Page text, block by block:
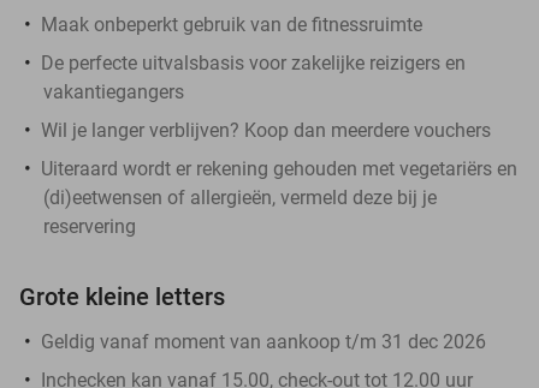
Maak onbeperkt gebruik van de fitnessruimte
De perfecte uitvalsbasis voor zakelijke reizigers en
vakantiegangers
Wil je langer verblijven? Koop dan meerdere vouchers
Uiteraard wordt er rekening gehouden met vegetariërs en
(di)eetwensen of allergieën, vermeld deze bij je
reservering
Grote kleine letters
Geldig vanaf moment van aankoop t/m 31 dec 2026
Inchecken kan vanaf 15.00, check-out tot 12.00 uur